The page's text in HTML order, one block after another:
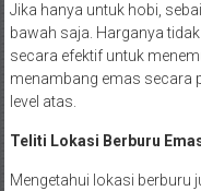
Jika hanya untuk hobi,
bawah saja. Harganya
secara efektif untuk
menambang emas secara
level atas.
Teliti Lokasi Berburu
Mengetahui lokasi berburu